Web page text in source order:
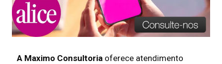
A Maximo Consultoria oferece atendimento